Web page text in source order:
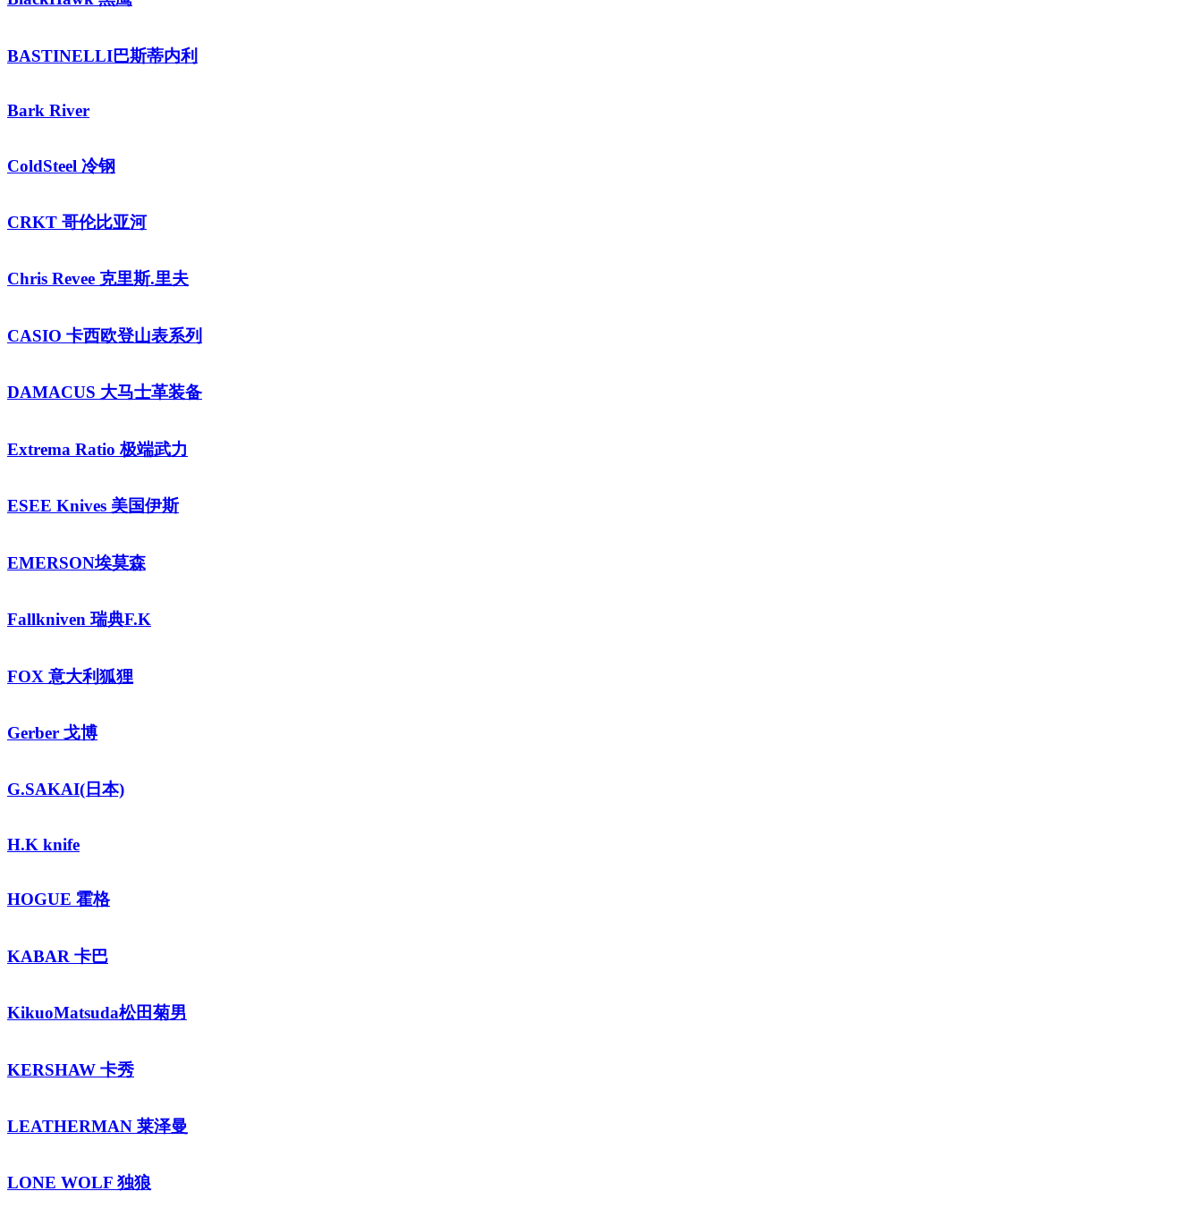
BASTINELLI巴斯蒂内利
Bark River
ColdSteel 冷钢
CRKT 哥伦比亚河
Chris Revee 克里斯.里夫
CASIO 卡西欧登山表系列
DAMACUS 大马士革装备
Extrema Ratio 极端武力
ESEE Knives 美国伊斯
EMERSON埃莫森
Fallkniven 瑞典F.K
FOX 意大利狐狸
Gerber 戈博
G.SAKAI(日本)
H.K knife
HOGUE 霍格
KABAR 卡巴
KikuoMatsuda松田菊男
KERSHAW 卡秀
LEATHERMAN 莱泽曼
LONE WOLF 独狼